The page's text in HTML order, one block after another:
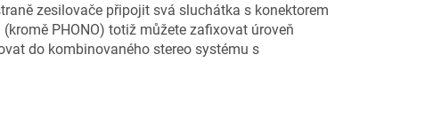
zesilovače připojit svá sluchátka s konektorem
PHONO) totiž můžete zafixovat úroveň
do kombinovaného stereo systému s